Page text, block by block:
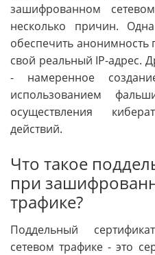
зашифрованном
несколько причин.
обеспечить анонимность
свой реальный IP-адрес.
- намеренное
использованием
осуществления
действий.
Что такое
при
трафике?
Поддельный
сетевом трафике - это